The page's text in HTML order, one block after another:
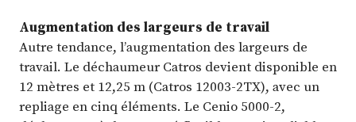
Augmentation des largeurs de travail
Autre tendance, l’augmentation des largeurs de
travail. Le déchaumeur Catros devient disponible en
12 mètres et 12,25 m (Catros 12003-2TX), avec un
repliage en cinq éléments. Le Cenio 5000-2,